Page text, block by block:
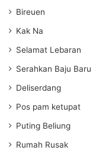
Bireuen
Kak Na
Selamat Lebaran
Serahkan Baju Baru
Deliserdang
Pos pam ketupat
Puting Beliung
Rumah Rusak